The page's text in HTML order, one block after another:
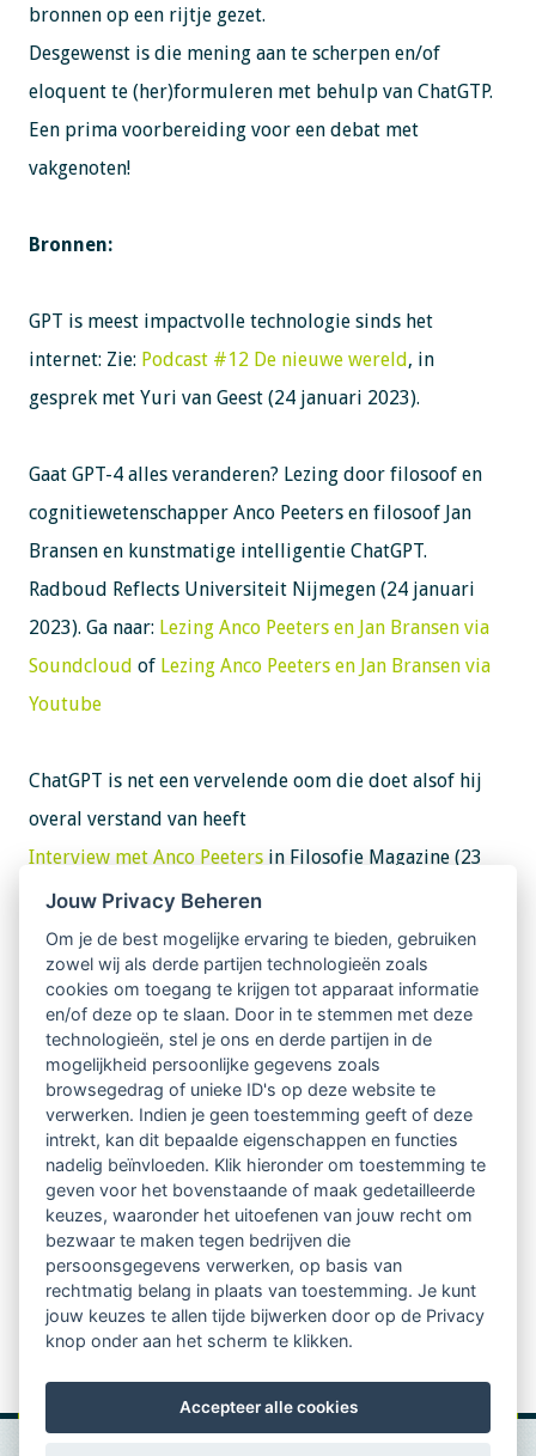
bronnen op een rijtje gezet.
Desgewenst is die mening aan te scherpen en/of
eloquent te (her)formuleren met behulp van ChatGTP.
Een prima voorbereiding voor een debat met
vakgenoten!
Bronnen:
GPT is meest impactvolle technologie sinds het
internet: Zie: Podcast #12 De nieuwe wereld, in
gesprek met Yuri van Geest (24 januari 2023).
Gaat GPT-4 alles veranderen? Lezing door filosoof en
cognitiewetenschapper Anco Peeters en filosoof Jan
Bransen en kunstmatige intelligentie ChatGPT.
Radboud Reflects Universiteit Nijmegen (24 januari
2023). Ga naar: Lezing Anco Peeters en Jan Bransen via
Soundcloud of Lezing Anco Peeters en Jan Bransen via
Youtube
ChatGPT is net een vervelende oom die doet alsof hij
overal verstand van heeft
Interview met Anco Peetersin Filosofie Magazine (23
januari 2023).
De ChatGPT-Hype. Chat GPT is niks meer dan een
krachtige bullshit generator.
Blog van Jorn Bunk, HAN (12 januari 2023).
Stand van zaken/bronnen geraadpleegd op 1 februari
2023.
ChatGPT - verzameling bronnen | SURF Communities
Commissie VakOntwikkeling LVSC
Fer van den Boomen, Jetty de Groot en Annette Perino
Jouw Privacy Beheren
Om je de best mogelijke ervaring te bieden, gebruiken
zowel wij als derde partijen technologieën zoals
cookies om toegang te krijgen tot apparaat informatie
en/of deze op te slaan. Door in te stemmen met deze
technologieën, stel je ons en derde partijen in de
mogelijkheid persoonlijke gegevens zoals
browsegedrag of unieke ID's op deze website te
verwerken. Indien je geen toestemming geeft of deze
intrekt, kan dit bepaalde eigenschappen en functies
nadelig beïnvloeden. Klik hieronder om toestemming te
geven voor het bovenstaande of maak gedetailleerde
keuzes, waaronder het uitoefenen van jouw recht om
bezwaar te maken tegen bedrijven die
persoonsgegevens verwerken, op basis van
rechtmatig belang in plaats van toestemming. Je kunt
jouw keuzes te allen tijde bijwerken door op de Privacy
knop onder aan het scherm te klikken.
Accepteer alle cookies